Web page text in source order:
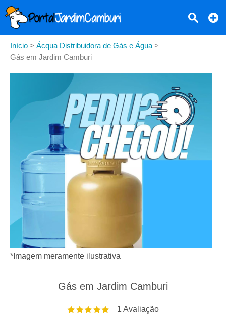
Início > Ácqua Distribuidora de Gás e Água >
Gás em Jardim Camburi
*Imagem meramente ilustrativa
Gás em Jardim Camburi
1 Avaliação